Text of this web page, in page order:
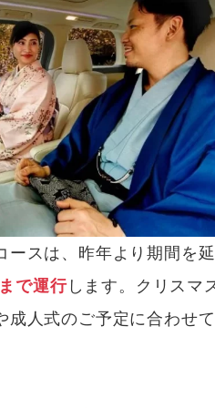
スは、昨年より期間を
で運行します。クリスマ
成人式のご予定に合わせ